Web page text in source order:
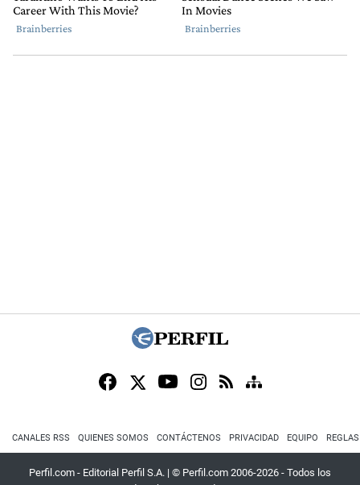
CANALES RSS QUIENES SOMOS CONTÁCTENOS PRIVACIDAD EQUIPO
Perfil.com - Editorial Perfil S.A. | © Perfil.com 2006-2026 - Todos los